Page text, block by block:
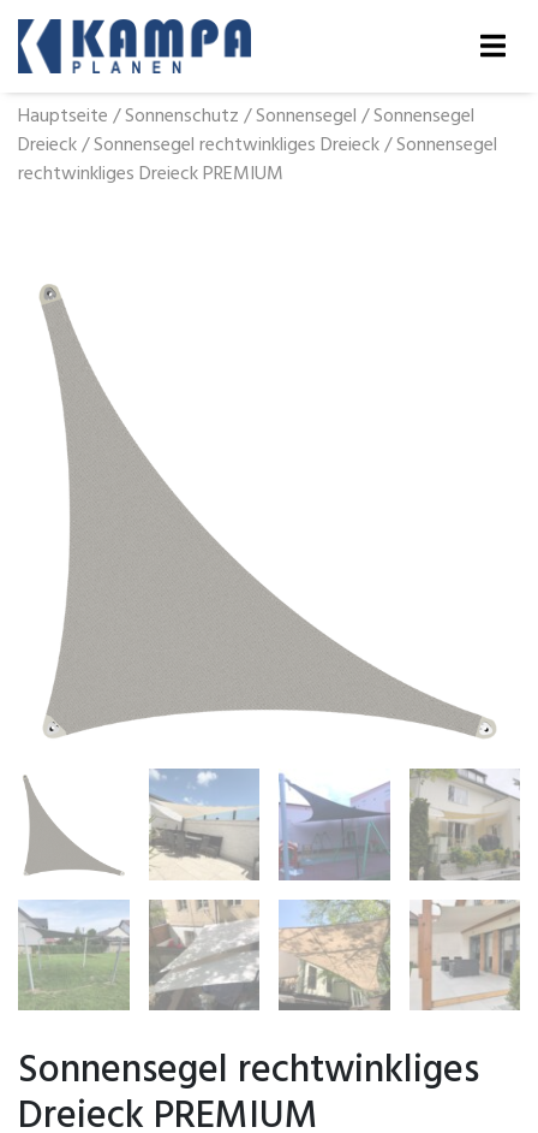
Hauptseite/Sonnenschutz/Sonnensegel/Sonnensegel
Dreieck/Sonnensegel rechtwinkliges Dreieck/Sonnensegel
rechtwinkliges Dreieck PREMIUM
Sonnensegel rechtwinkliges
Dreieck PREMIUM